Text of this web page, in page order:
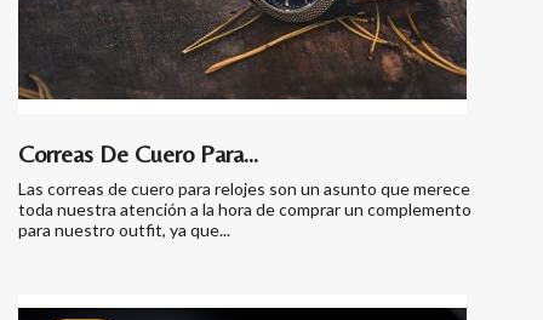
Correas De Cuero Para...
Las correas de cuero para relojes son un asunto que merece
toda nuestra atención a la hora de comprar un complemento
para nuestro outfit, ya que...